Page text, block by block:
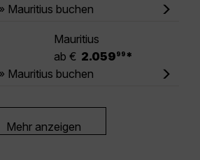
Mauritius buchen
Mauritius
ab € 2.059 99 *
Mauritius buchen
Mehr anzeigen